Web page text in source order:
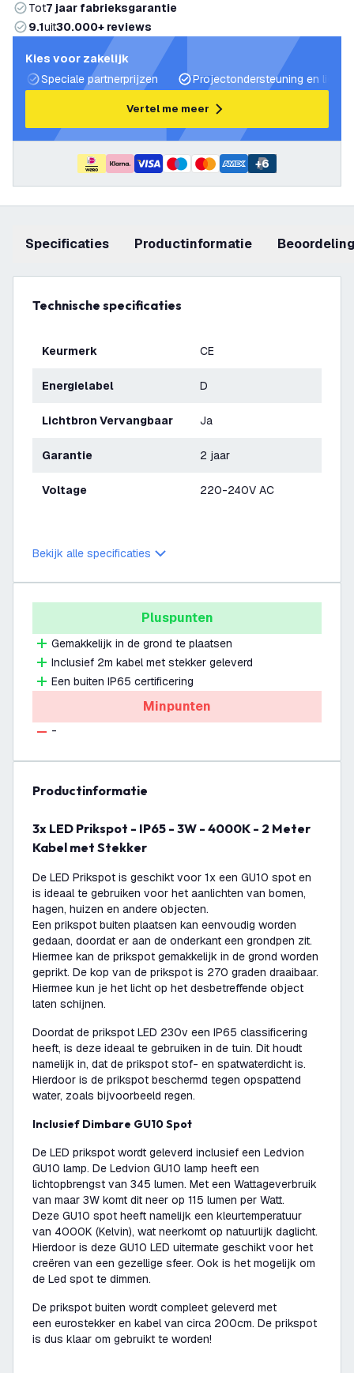
Tot7 jaar fabrieksgarantie
9.1uit30.000+ reviews
Kies voor zakelijk
Speciale partnerprijzen
Projectondersteuning en
Vertel me meer
+6
Specificaties productinformatie
Technische specificaties
Keurmerk CE
Energielabel D
Lichtbron Vervangbaar Ja
Garantie 2 jaar
Voltage 220-240V AC
Bekijk alle specificaties
Pluspunten
Gemakkelijk in de grond te plaatsen
Inclusief 2m kabel met stekker geleverd
Een buiten IP65 certificering
Minpunten
-
productinformatie
3x LED Prikspot - IP65 - 3W - 4000K - 2 Meter
Kabel met Stekker
De LED Prikspot is geschikt voor 1x een GU10 spot en
is ideaal te gebruiken voor het aanlichten van bomen,
hagen, huizen en andere objecten.
Een prikspot buiten plaatsen kan eenvoudig worden
gedaan, doordat er aan de onderkant een grondpen zit.
Hiermee kan de prikspot gemakkelijk in de grond worden
geprikt. De kop van de prikspot is 270 graden draaibaar.
Hiermee kun je het licht op het desbetreffende object
laten schijnen.
Doordat de prikspot LED 230v een IP65 classificering
heeft, is deze ideaal te gebruiken in de tuin. Dit houdt
namelijk in, dat de prikspot stof- en spatwaterdicht is.
Hierdoor is de prikspot beschermd tegen opspattend
water, zoals bijvoorbeeld regen.
Inclusief Dimbare GU10 Spot
De LED prikspot wordt geleverd inclusief een Ledvion
GU10 lamp. De Ledvion GU10 lamp heeft een
lichtopbrengst van 345 lumen. Met een Wattageverbruik
van maar 3W komt dit neer op 115 lumen per Watt.
Deze GU10 spot heeft namelijk een kleurtemperatuur
van 4000K (Kelvin), wat neerkomt op natuurlijk daglicht.
Hierdoor is deze GU10 LED uitermate geschikt voor het
creëren van een gezellige sfeer. Ook is het mogelijk om
de Led spot te dimmen.
De prikspot buiten wordt compleet geleverd met
een eurostekker en kabel van circa 200cm. De prikspot
is dus klaar om gebruikt te worden!